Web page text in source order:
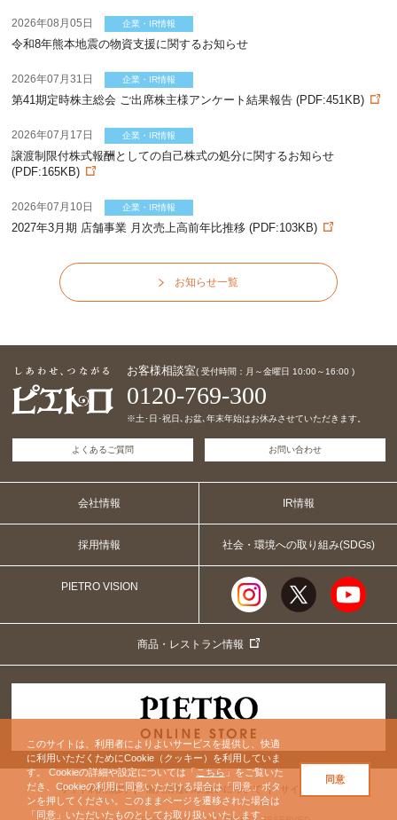
2026年08月05日 企業・IR情報
令和8年熊本地震の物資支援に関するお知らせ
2026年07月31日 企業・IR情報
第41期定時株主総会 ご出席株主様アンケート結果報告 (PDF:451KB)
2026年07月17日 企業・IR情報
譲渡制限付株式報酬としての自己株式の処分に関するお知らせ
(PDF:165KB)
2026年07月10日 企業・IR情報
2027年3月期 店舗事業 月次売上高前年比推移 (PDF:103KB)
お知らせ一覧
お客様相談室( 受付時間：月～金曜日 10:00～16:00 )
0120-769-300
※土･日･祝日､お盆､年末年始はお休みさせていただきます。
よくあるご質問 お問い合わせ
会社情報 IR情報
採用情報 社会・環境への取り組み(SDGs)
PIETRO VISION
商品・レストラン情報
サイト利用規約 個人情報の取扱いについて サイトマップ
このサイトは、利用者によりよいサービスを提供し、快適
に利用いただくためにCookie（クッキー）を利用していま
す。 Cookieの詳細や設定については「こちら」をご覧いた
だき、Cookieの利用に同意いただける場合は「同意」ボタ
ンを押してください。このままページを遷移された場合は
「同意」いただいたものとしてお取り扱いいたします。
同意